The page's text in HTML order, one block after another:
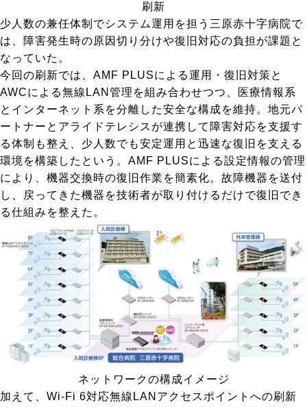
刷新
少人数の兼任体制でシステム運用を担う三原赤十字病院で
は、障害発生時の原因切り分けや復旧対応の負担が課題と
なっていた。
今回の刷新では、AMF PLUSによる運用・復旧対策と
AWCによる無線LAN管理を組み合わせつつ、医療情報系
とインターネット系を分離した安全な構成を維持。地元パ
ートナーとアライドテレシスが連携して障害対応を支援す
る体制も整え、少人数でも安定運用と迅速な復旧を支える
環境を構築したという。AMF PLUSによる設定情報の管理
により、機器交換時の復旧作業を簡素化。故障機器を送付
し、戻ってきた機器を技術者が取り付けるだけで復旧でき
る仕組みを整えた。
ネットワークの構成イメージ
加えて、Wi-Fi 6対応無線LANアクセスポイントへの刷新